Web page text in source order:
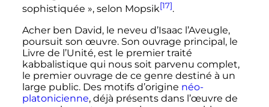
sophistiquée », selon Mopsik[17].
Acher ben David, le neveu d’Isaac l’Aveugle,
poursuit son œuvre. Son ouvrage principal, le
Livre de l’Unité, est le premier traité
kabbalistique qui nous soit parvenu complet,
le premier ouvrage de ce genre destiné à un
large public. Des motifs d’origine néo-
platonicienne, déjà présents dans l’œuvre de